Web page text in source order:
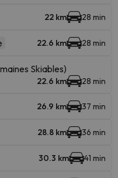
22 km 28 min
22.6 km 28 min
Skiables)
22.6 km 28 min
26.9 km 37 min
28.8 km 36 min
30.3 km 41 min